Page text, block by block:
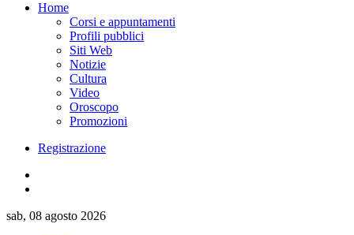
Home
Corsi e appuntamenti
Profili pubblici
Siti Web
Notizie
Cultura
Video
Oroscopo
Promozioni
Registrazione
sab, 08 agosto 2026